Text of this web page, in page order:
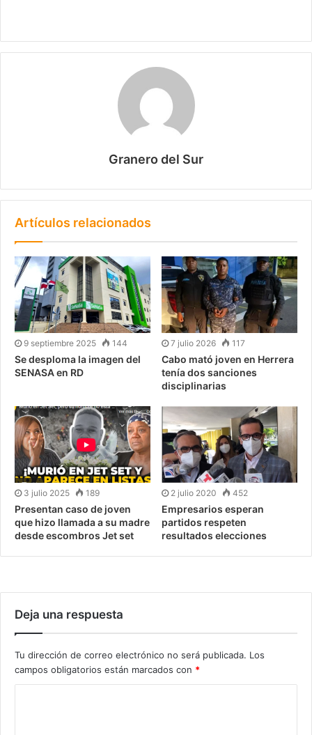
Granero del Sur
Artículos relacionados
9 septiembre 2025 144
Se desploma la imagen del
SENASA en RD
7 julio 2026 117
Cabo mató joven en Herrera
tenía dos sanciones
disciplinarias
3 julio 2025 189
Presentan caso de joven
que hizo llamada a su madre
desde escombros Jet set
2 julio 2020 452
Empresarios esperan
partidos respeten
resultados elecciones
Deja una respuesta
Tu dirección de correo electrónico no será publicada. Los
campos obligatorios están marcados con *